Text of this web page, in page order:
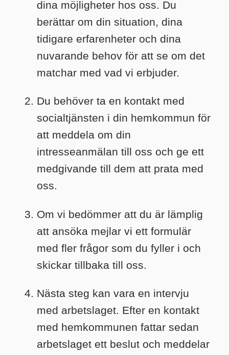
dina möjligheter hos oss. Du
berättar om din situation, dina
tidigare erfarenheter och dina
nuvarande behov för att se om det
matchar med vad vi erbjuder.
Du behöver ta en kontakt med
socialtjänsten i din hemkommun för
att meddela om din
intresseanmälan till oss och ge ett
medgivande till dem att prata med
oss.
Om vi bedömmer att du är lämplig
att ansöka mejlar vi ett formulär
med fler frågor som du fyller i och
skickar tillbaka till oss.
Nästa steg kan vara en intervju
med arbetslaget. Efter en kontakt
med hemkommunen fattar sedan
arbetslaget ett beslut och meddelar